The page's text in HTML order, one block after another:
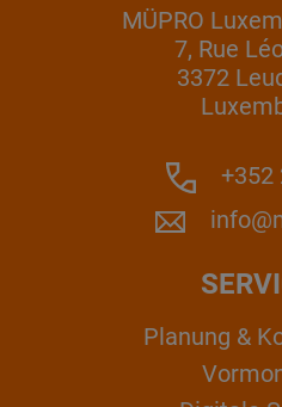
MÜPRO
7, Rue
3372
+352
Planung &